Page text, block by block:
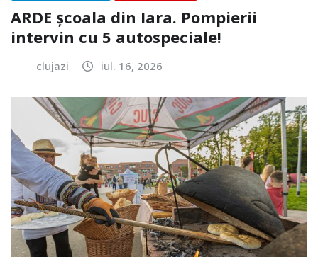
ARDE școala din Iara. Pompierii
intervin cu 5 autospeciale!
clujazi iul. 16, 2026